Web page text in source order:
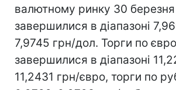
валютному ринку 30 березня
завершилися в діапазоні
7,9745 грн/дол. Торги по євро
завершилися в діапазоні
11,2431 грн/євро, торги по